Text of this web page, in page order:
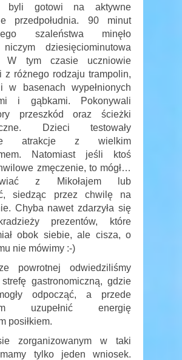
byli gotowi na aktywne
przedpołudnia. 90 minut
szaleństwa minęło
dziesięciominutowa
W tym czasie uczniowie
z różnego rodzaju trampolin,
w basenach wypełnionych
i gąbkami. Pokonywali
przeszkód oraz ścieżki
Dzieci testowały
atrakcje z wielkim
Natomiast jeśli ktoś
zmęczenie, to mógł…
z Mikołajem lub
siedząc przez chwilę na
Chyba nawet zdarzyła się
prezentów, które
obok siebie, ale cisza, o
nie mówimy :-)
powrotnej odwiedziliśmy
gastronomiczną, gdzie
odpocząć, a przede
uzupełnić energię
posiłkiem.
zorganizowanym w taki
tylko jeden wniosek.